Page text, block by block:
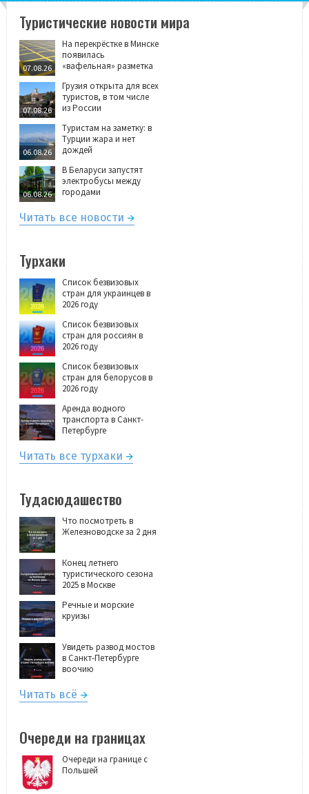
Туристические новости мира
07.08.26
На перекрёстке в Минске
появилась
«вафельная» разметка
07.08.26
Грузия открыта для всех
туристов, в том числе
из России
06.08.26
Туристам на заметку: в
Турции жара и нет
дождей
06.08.26
В Беларуси запустят
электробусы между
городами
Читать все новости
Турхаки
Список безвизовых
стран для украинцев в
2026 году
Список безвизовых
стран для россиян в
2026 году
Список безвизовых
стран для белорусов в
2026 году
Аренда водного
транспорта в Санкт-
Петербурге
Читать все турхаки
Тудасюдашество
Что посмотреть в
Железноводске за 2 дня
Конец летнего
туристического сезона
2025 в Москве
Речные и морские
круизы
Увидеть развод мостов
в Санкт-Петербурге
воочию
Читать всё
Очереди на границах
Очереди на границе с
Польшей